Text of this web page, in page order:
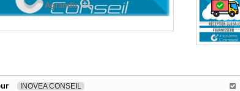
Agrandir
INOVEA CONSEIL